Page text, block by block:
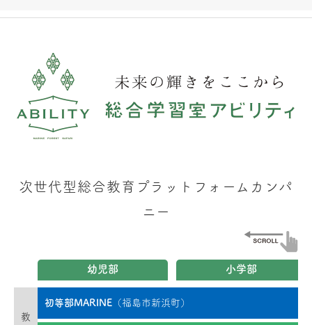
次世代型総合教育プラットフォームカンパ
ニー
教
幼児部 小学部
初等部MARINE （福島市新浜町）